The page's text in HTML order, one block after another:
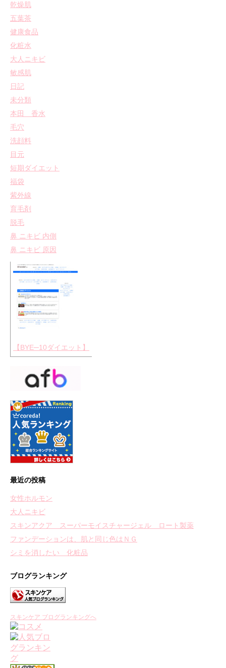
乾燥肌
五葉茶
健康食品
化粧水
大人ニキビ
敏感肌
日記
未分類
本田 香水
毛穴
洗顔料
目元
短期ダイエット
福袋
紫外線
育毛剤
脱毛
鼻 ニキビ 内側
鼻 ニキビ 原因
【BYE─10ダイエット】
最近の投稿
女性ホルモン
大人ニキビ
スキンアクア スーパーモイスチャージェル ロート製薬
ファンデーションは、肌と同じ色はＮＧ
シミを消したい 化粧品
ブログランキング
スキンケア ブログランキングへ